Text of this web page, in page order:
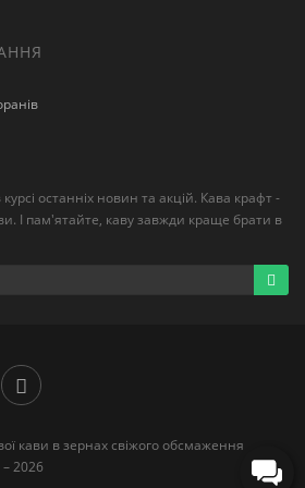
останніх новин та акцій. Кава крафт -
І пам'ятайте, каву завжди краще брати в
кави в зернах свіжого обсмаження
2026